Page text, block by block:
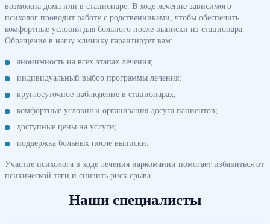
возможна дома или в стационаре. В ходе лечение зависимого
психолог проводит работу с родственниками, чтобы обеспечить
комфортные условия для больного после выписки из стационара.
Обращение в нашу клинику гарантирует вам:
анонимность на всех этапах лечения;
индивидуальный выбор программы лечения;
круглосуточное наблюдение в стационарах;
комфортные условия и организация досуга пациентов;
доступные цены на услуги;
поддержка больных после выписки.
Участие психолога в ходе лечения наркомании помогает избавиться от
психической тяги и снизить риск срыва.
Наши специалисты